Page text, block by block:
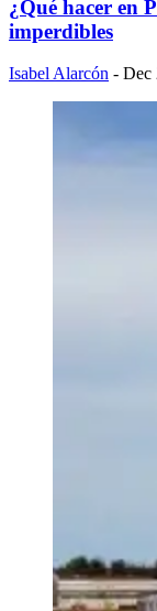
¿Qué hacer en
imperdibles
Isabel Alarcón - Dec